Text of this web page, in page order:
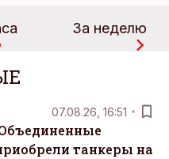
За неделю
07.08.26, 16:51
танкеры на